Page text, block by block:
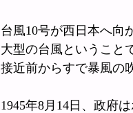
台風10号が西日本へ向
大型の台風ということ
接近前からすで暴風の
1945年8月14日、政府